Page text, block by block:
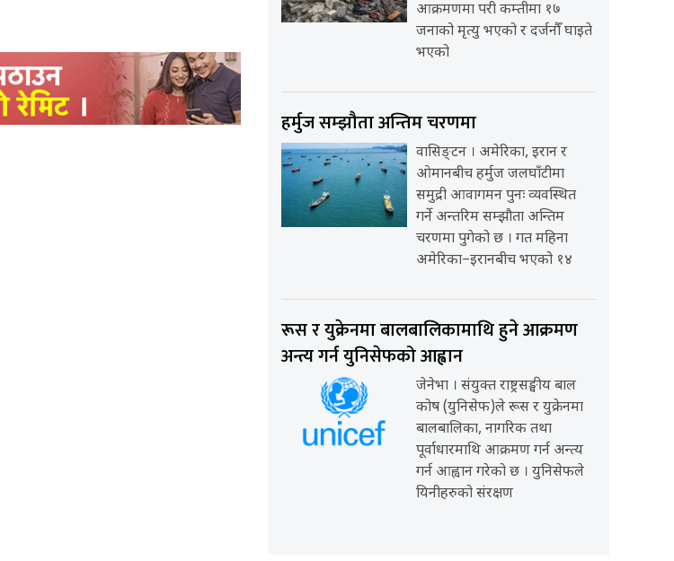
आक्रमणमा परी कम्तीमा १७
जनाको मृत्यु भएको र दर्जनौँ घाइते
भएको
हर्मुज सम्झौता अन्तिम चरणमा
वासिङ्टन । अमेरिका, इरान र
ओमानबीच हर्मुज जलघाँटीमा
समुद्री आवागमन पुनः व्यवस्थित
गर्ने अन्तरिम सम्झौता अन्तिम
चरणमा पुगेको छ । गत महिना
अमेरिका–इरानबीच भएको १४
रूस र युक्रेनमा बालबालिकामाथि हुने आक्रमण
अन्त्य गर्न युनिसेफको आह्वान
जेनेभा । संयुक्त राष्ट्रसङ्घीय बाल
कोष (युनिसेफ)ले रूस र युक्रेनमा
बालबालिका, नागरिक तथा
पूर्वाधारमाथि आक्रमण गर्न अन्त्य
गर्न आह्वान गरेको छ । युनिसेफले
यिनीहरुको संरक्षण